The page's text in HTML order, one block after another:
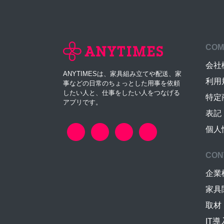
ANYTIMESは、家具組み立てや配送、家
事などの日常のちょっとした用事を依頼
したい人と、仕事をしたい人をつなげる
アプリです。
会社
利用
特定
表記
個人
企業
家具
取材
IT導